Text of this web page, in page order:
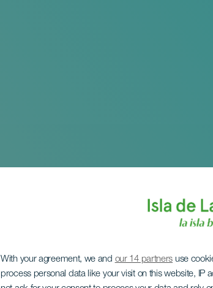
With your agreement, we and our 14 partners use
process personal data like your visit on this website, IP